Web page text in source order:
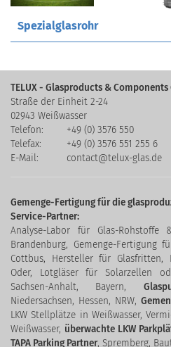
Spezialglasrohr
TELUX - Glasproducts & Components
Straße der Einheit 2-24
02943 Weißwasser
Telefon:
+49 (0) 3576 550
Telefax:
+49 (0) 3576 551 255 6
E-Mail:
contact@telux-glas.de
Gemenge-Fertigung für die
Service-Partner:
Analyse-Labor für Glas-Rohstoffe
Brandenburg, Gemenge-Fertigung
Cottbus, Hersteller für Glasfritten,
Oder, Lotgläser für Solarzellen
Sachsen-Anhalt, Bayern,
Niedersachsen, Hessen, NRW,
LKW Stellplätze in Weißwasser,
Weißwasser, überwachte LKW
TAPA Parking Partner, Spremberg,